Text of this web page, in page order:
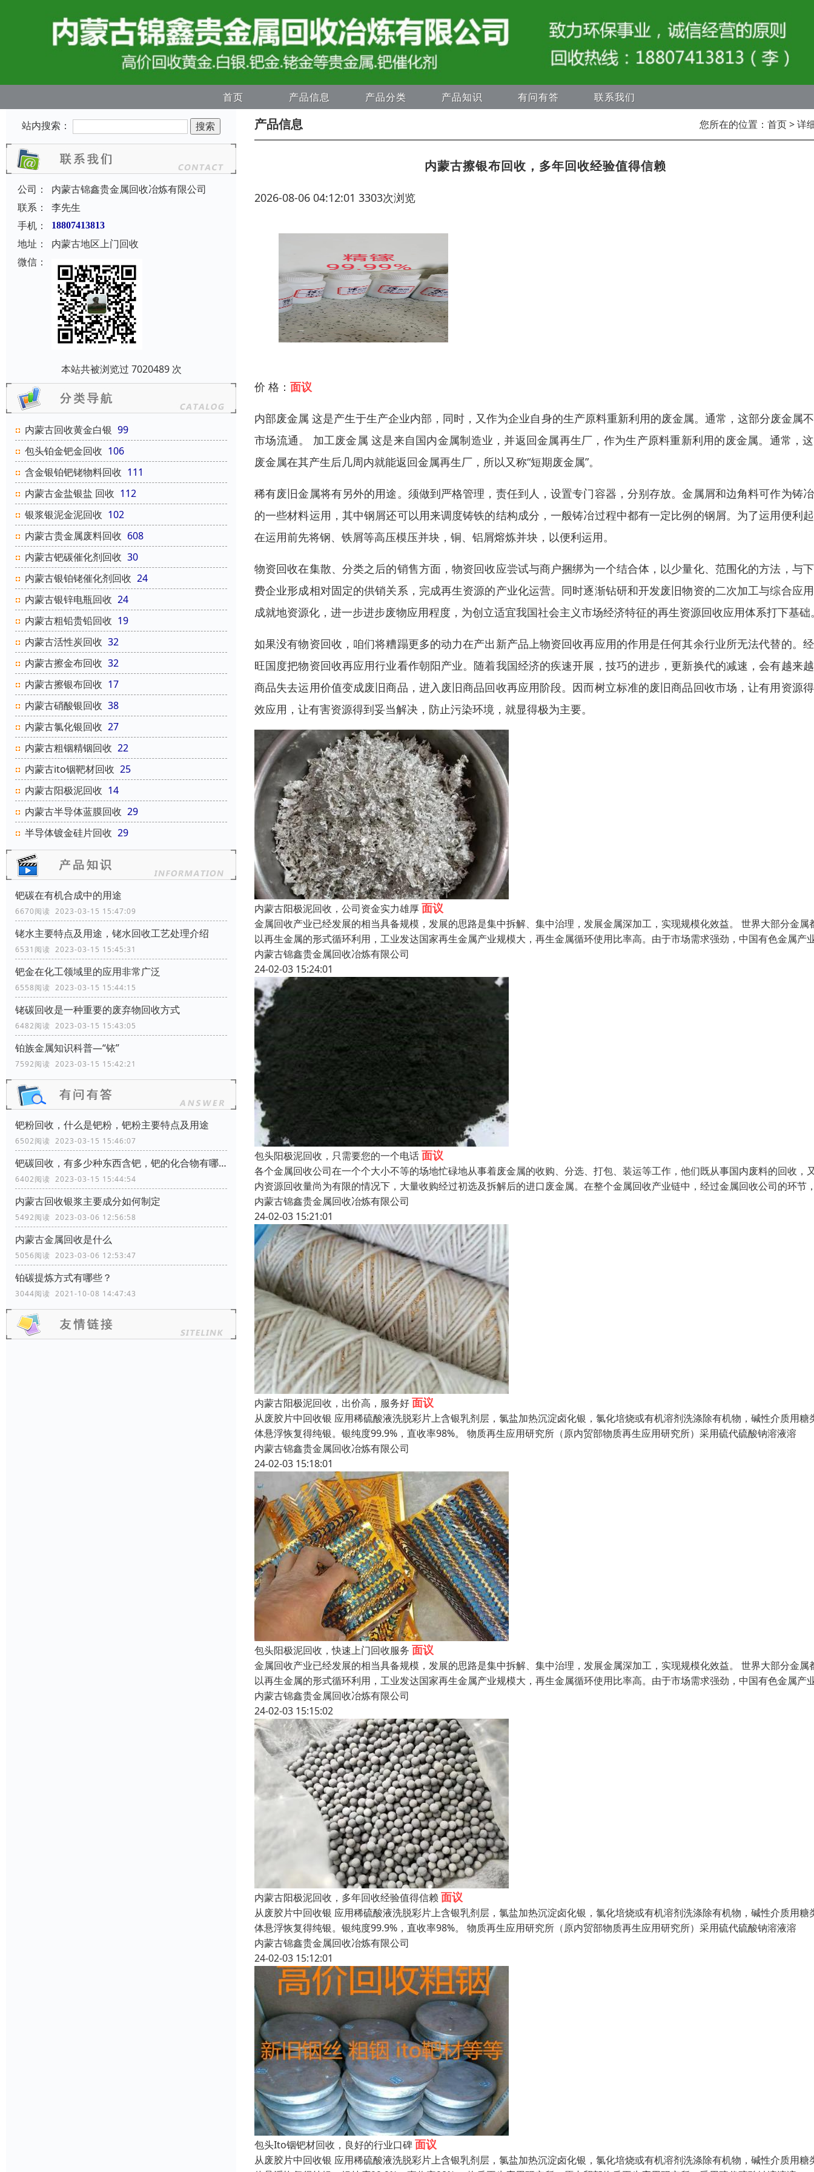
首页 产品信息 产品分类 产品知识 有问有答 联系我们
站内搜索：
公司：
内蒙古锦鑫贵金属回收冶炼有限公司
联系：
李先生
手机：
18807413813
地址：
内蒙古地区上门回收
微信：
本站共被浏览过 7020489 次
内蒙古回收黄金白银 99
包头铂金钯金回收 106
含金银铂钯铑物料回收 111
内蒙古金盐银盐 回收 112
银浆银泥金泥回收 102
内蒙古贵金属废料回收 608
内蒙古钯碳催化剂回收 30
内蒙古银铂铑催化剂回收 24
内蒙古银锌电瓶回收 24
内蒙古粗铅贵铅回收 19
内蒙古活性炭回收 32
内蒙古擦金布回收 32
内蒙古擦银布回收 17
内蒙古硝酸银回收 38
内蒙古氯化银回收 27
内蒙古粗铟精铟回收 22
内蒙古ito铟靶材回收 25
内蒙古阳极泥回收 14
内蒙古半导体蓝膜回收 29
半导体镀金硅片回收 29
钯碳在有机合成中的用途
6670阅读 2023-03-15 15:47:09
铑水主要特点及用途，铑水回收工艺处理介绍
6531阅读 2023-03-15 15:45:31
钯金在化工领域里的应用非常广泛
6558阅读 2023-03-15 15:44:15
铑碳回收是一种重要的废弃物回收方式
6482阅读 2023-03-15 15:43:05
铂族金属知识科普—“铱”
7592阅读 2023-03-15 15:42:21
钯粉回收，什么是钯粉，钯粉主要特点及用途
6502阅读 2023-03-15 15:46:07
钯碳回收，有多少种东西含钯，钯的化合物有哪些？
6402阅读 2023-03-15 15:44:54
内蒙古回收银浆主要成分如何制定
5492阅读 2023-03-06 12:56:58
内蒙古金属回收是什么
5056阅读 2023-03-06 12:53:47
铂碳提炼方式有哪些？
3044阅读 2021-10-08 14:47:43
产品信息 您所在的位置： 首页> 详
内蒙古擦银布回收，多年回收经验值得信赖
2026-08-06 04:12:01 3303次浏览
价 格： 面议
内部废金属 这是产生于生产企业内部，同时，又作为企业自身的生产原料重新利用的废金属。通常，这部分废金属
市场流通。 加工废金属 这是来自国内金属制造业，并返回金属再生厂，作为生产原料重新利用的废金属。通常，
废金属在其产生后几周内就能返回金属再生厂，所以又称“短期废金属”。
稀有废旧金属将有另外的用途。须做到严格管理，责任到人，设置专门容器，分别存放。金属屑和边角料可作为铸
的一些材料运用，其中钢屑还可以用来调度铸铁的结构成分，一般铸冶过程中都有一定比例的钢屑。为了运用便利
在运用前先将钢、铁屑等高压模压并块，铜、铝屑熔炼并块，以便利运用。
物资回收在集散、分类之后的销售方面，物资回收应尝试与商户捆绑为一个结合体，以少量化、范围化的方法，与
费企业形成相对固定的供销关系，完成再生资源的产业化运营。同时逐渐钻研和开发废旧物资的二次加工与综合应
成就地资源化，进一步进步废物应用程度，为创立适宜我国社会主义市场经济特征的再生资源回收应用体系打下基础
如果没有物资回收，咱们将糟蹋更多的动力在产出新产品上物资回收再应用的作用是任何其余行业所无法代替的。
旺国度把物资回收再应用行业看作朝阳产业。随着我国经济的疾速开展，技巧的进步，更新换代的减速，会有越来
商品失去运用价值变成废旧商品，进入废旧商品回收再应用阶段。因而树立标准的废旧商品回收市场，让有用资源
效应用，让有害资源得到妥当解决，防止污染环境，就显得极为主要。
内蒙古阳极泥回收，公司资金实力雄厚面议
金属回收产业已经发展的相当具备规模，发展的思路是集中拆解、集中治理，发展金属深加工，实现规模化效益。 世界大部分金属
以再生金属的形式循环利用，工业发达国家再生金属产业规模大，再生金属循环使用比率高。由于市场需求强劲，中国有色金属产
内蒙古锦鑫贵金属回收冶炼有限公司
24-02-03 15:24:01
包头阳极泥回收，只需要您的一个电话面议
各个金属回收公司在一个个大小不等的场地忙碌地从事着废金属的收购、分选、打包、装运等工作，他们既从事国内废料的回收，
内资源回收量尚为有限的情况下，大量收购经过初选及拆解后的进口废金属。在整个金属回收产业链中，经过金属回收公司的环节
内蒙古锦鑫贵金属回收冶炼有限公司
24-02-03 15:21:01
内蒙古阳极泥回收，出价高，服务好面议
从废胶片中回收银 应用稀硫酸液洗脱彩片上含银乳剂层，氯盐加热沉淀卤化银，氯化培烧或有机溶剂洗涤除有机物，碱性介质用糖
体悬浮恢复得纯银。银纯度99.9%，直收率98%。 物质再生应用研究所（原内贸部物质再生应用研究所）采用硫代硫酸钠溶液溶
内蒙古锦鑫贵金属回收冶炼有限公司
24-02-03 15:18:01
包头阳极泥回收，快速上门回收服务 面议
金属回收产业已经发展的相当具备规模，发展的思路是集中拆解、集中治理，发展金属深加工，实现规模化效益。 世界大部分金属
以再生金属的形式循环利用，工业发达国家再生金属产业规模大，再生金属循环使用比率高。由于市场需求强劲，中国有色金属产
内蒙古锦鑫贵金属回收冶炼有限公司
24-02-03 15:15:02
内蒙古阳极泥回收，多年回收经验值得信赖 面议
从废胶片中回收银 应用稀硫酸液洗脱彩片上含银乳剂层，氯盐加热沉淀卤化银，氯化培烧或有机溶剂洗涤除有机物，碱性介质用糖
体悬浮恢复得纯银。银纯度99.9%，直收率98%。 物质再生应用研究所（原内贸部物质再生应用研究所）采用硫代硫酸钠溶液溶
内蒙古锦鑫贵金属回收冶炼有限公司
24-02-03 15:12:01
包头Ito铟钯材回收，良好的行业口碑面议
从废胶片中回收银 应用稀硫酸液洗脱彩片上含银乳剂层，氯盐加热沉淀卤化银，氯化培烧或有机溶剂洗涤除有机物，碱性介质用糖